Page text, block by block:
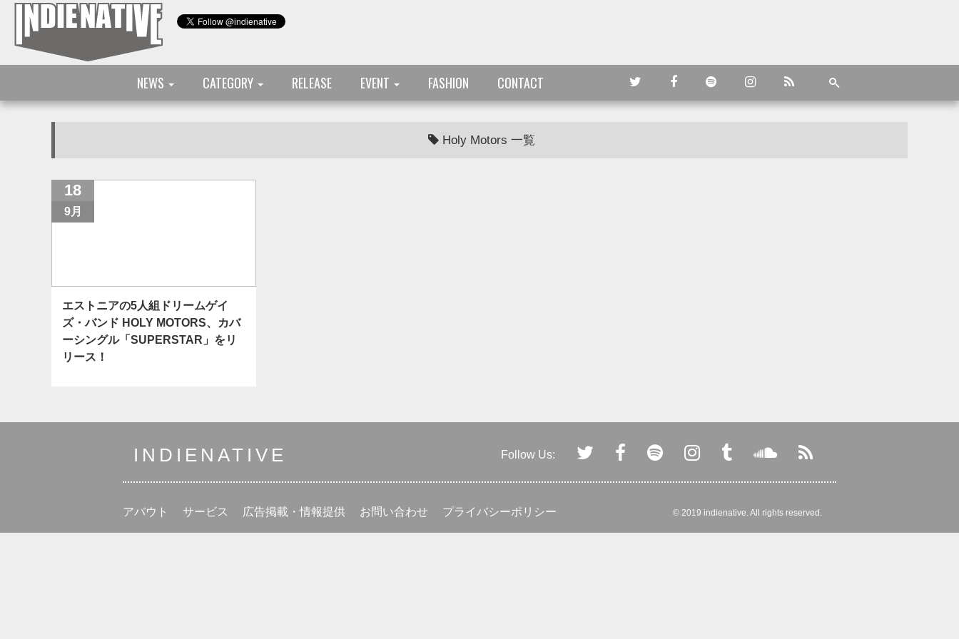
NEWS CATEGORY RELEASE EVENT FASHION CONTACT
Holy Motors 一覧
18
9月
エストニアの5人組ドリームゲイ
ズ・バンド HOLY MOTORS、カバ
ーシングル「SUPERSTAR」をリ
リース！
INDIENATIVE Follow Us:
アバウト サービス 広告掲載・情報提供 お問い合わせ プライバシーポリシー © 2019 indienative. All rights reserved.